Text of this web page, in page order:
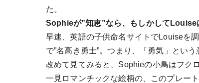
た。
Sophieが”知恵”なら、もしかしてLouise
早速、英語の子供命名サイトでLouiseを
で”名高き勇士”。つまり、「勇気」という
改めて見てみると、Sophieの小鳥はフク
一見ロマンチックな絵柄の、このプレー